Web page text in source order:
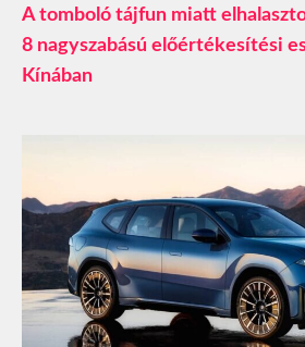
A tomboló tájfun miatt
8 nagyszabású előértékesítési
Kínában